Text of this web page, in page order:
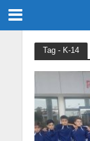
Tag - Κ-14